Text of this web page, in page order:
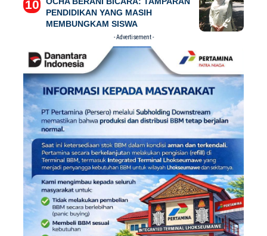
PENDIDIKAN YANG MASIH
MEMBUNGKAM SISWA
- Advertisement -